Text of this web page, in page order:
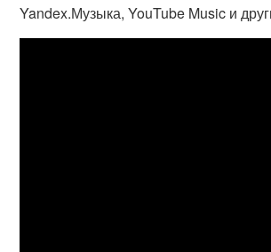
Yandex.Музыка, YouTube Music и